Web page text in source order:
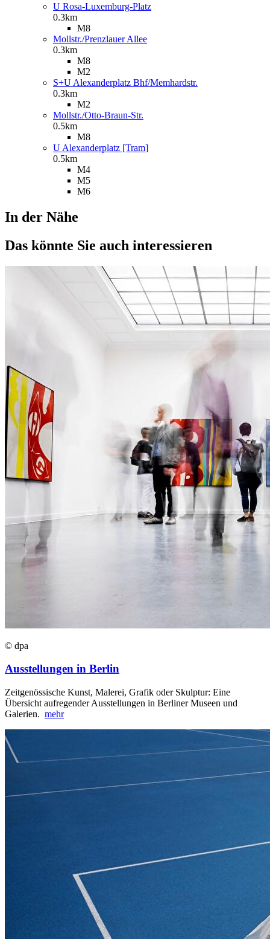
U Rosa-Luxemburg-Platz
0.3km
M8
Mollstr./Prenzlauer Allee
0.3km
M8
M2
S+U Alexanderplatz Bhf/Memhardstr.
0.3km
M2
Mollstr./Otto-Braun-Str.
0.5km
M8
U Alexanderplatz [Tram]
0.5km
M4
M5
M6
In der Nähe
Das könnte Sie auch interessieren
© dpa
Ausstellungen in Berlin
Zeitgenössische Kunst, Malerei, Grafik oder Skulptur: Eine
Übersicht aufregender Ausstellungen in Berliner Museen und
Galerien. mehr